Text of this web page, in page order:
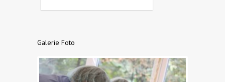
Galerie Foto